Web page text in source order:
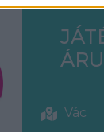
Vác